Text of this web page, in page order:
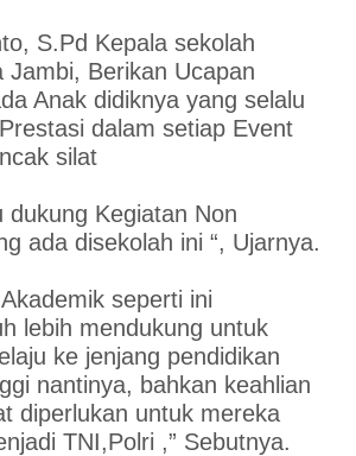
S.Pd Kepala sekolah
Jambi, Berikan Ucapan
Anak didiknya yang selalu
dalam setiap Event
silat
dukung Kegiatan Non
ada disekolah ini “, Ujarnya.
seperti ini
lebih mendukung untuk
ke jenjang pendidikan
nantinya, bahkan keahlian
diperlukan untuk mereka
TNI,Polri ,” Sebutnya.